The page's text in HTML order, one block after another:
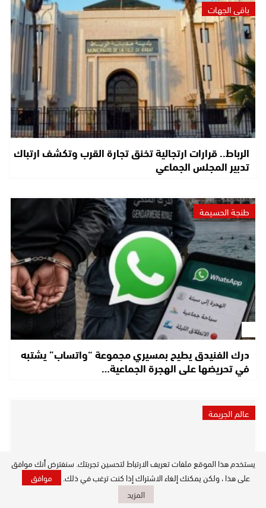
باقي الجهات
الرباط.. قرارات ارتجالية تخنق تجارة القرب وتكشف ارتباك
تدبير المجلس الجماعي
طنجة الحسيمة
درك الفنيدق يطيح بمسيري مجموعة “واتساب” يشتبه
في تحريضها على الهجرة الجماعية…
عالم الجريمة
يستخدم هذا الموقع ملفات تعريف الارتباط لتحسين تجربتك. سنفترض أنك موافق
على هذا ، ولكن يمكنك إلغاء الاشتراك إذا كنت ترغب في ذلك.
موافق
المزيد